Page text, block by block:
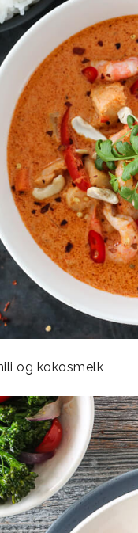
og kokosmelk